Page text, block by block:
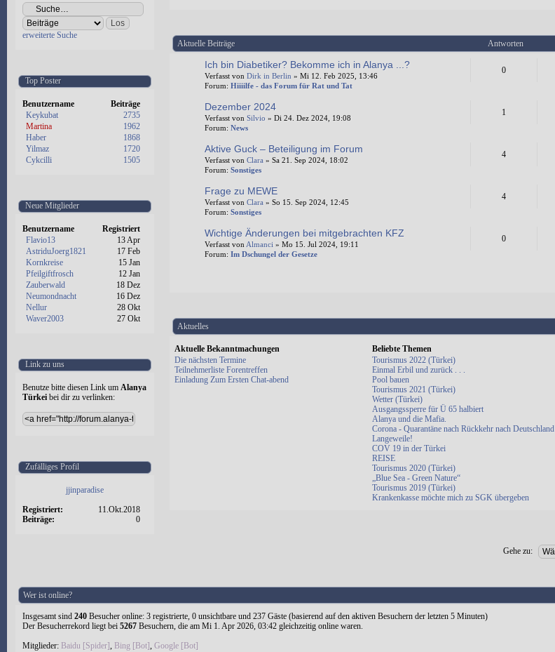
erweiterte Suche
Top Poster
Benutzername
Beiträge
Keykubat
2735
Martina
1962
Haber
1868
Yilmaz
1720
Cykcilli
1505
Neue Mitglieder
Benutzername
Registriert
Flavio13
13 Apr
AstriduJoerg1821
17 Feb
Kornkreise
15 Jan
Pfeilgiftfrosch
12 Jan
Zauberwald
18 Dez
Neumondnacht
16 Dez
Nellur
28 Okt
Waver2003
27 Okt
Link zu uns
Benutze bitte diesen Link um Alanya
Türkei bei dir zu verlinken:
Zufälliges Profil
jjinparadise
Registriert:
11.Okt.2018
Beiträge:
0
Aktuelle Beiträge Antworten
Ich bin Diabetiker? Bekomme ich in Alanya ...?
Verfasst von Dirk in Berlin » Mi 12. Feb 2025, 13:46
Forum: Hiiiilfe - das Forum für Rat und Tat
0
Dezember 2024
Verfasst von Silvio » Di 24. Dez 2024, 19:08
Forum: News
1
Aktive Guck – Beteiligung im Forum
Verfasst von Clara » Sa 21. Sep 2024, 18:02
Forum: Sonstiges
4
Frage zu MEWE
Verfasst von Clara » So 15. Sep 2024, 12:45
Forum: Sonstiges
4
Wichtige Änderungen bei mitgebrachten KFZ
Verfasst von Almanci » Mo 15. Jul 2024, 19:11
Forum: Im Dschungel der Gesetze
0
Aktuelles
Aktuelle Bekanntmachungen Beliebte Themen
Die nächsten Termine
Teilnehmerliste Forentreffen
Einladung Zum Ersten Chat-abend
Tourismus 2022 (Türkei)
Einmal Erbil und zurück . . .
Pool bauen
Tourismus 2021 (Türkei)
Wetter (Türkei)
Ausgangssperre für Ü 65 halbiert
Alanya und die Mafia.
Corona - Quarantäne nach Rückkehr nach Deutschland
Langeweile!
COV 19 in der Türkei
REISE
Tourismus 2020 (Türkei)
„Blue Sea - Green Nature“
Tourismus 2019 (Türkei)
Krankenkasse möchte mich zu SGK übergeben
Gehe zu:
Wer ist online?
Insgesamt sind 240 Besucher online: 3 registrierte, 0 unsichtbare und 237 Gäste (basierend auf den aktiven Besuchern der letzten 5 Minuten)
Der Besucherrekord liegt bei 5267 Besuchern, die am Mi 1. Apr 2026, 03:42 gleichzeitig online waren.
Mitglieder: Baidu [Spider], Bing [Bot], Google [Bot]